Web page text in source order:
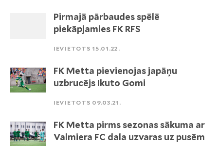
Pirmajā pārbaudes spēlē
piekāpjamies FK RFS
IEVIETOTS 15.01.22.
FK Metta pievienojas japāņu
uzbrucējs Ikuto Gomi
IEVIETOTS 09.03.21.
FK Metta pirms sezonas sākuma ar
Valmiera FC dala uzvaras uz pusēm